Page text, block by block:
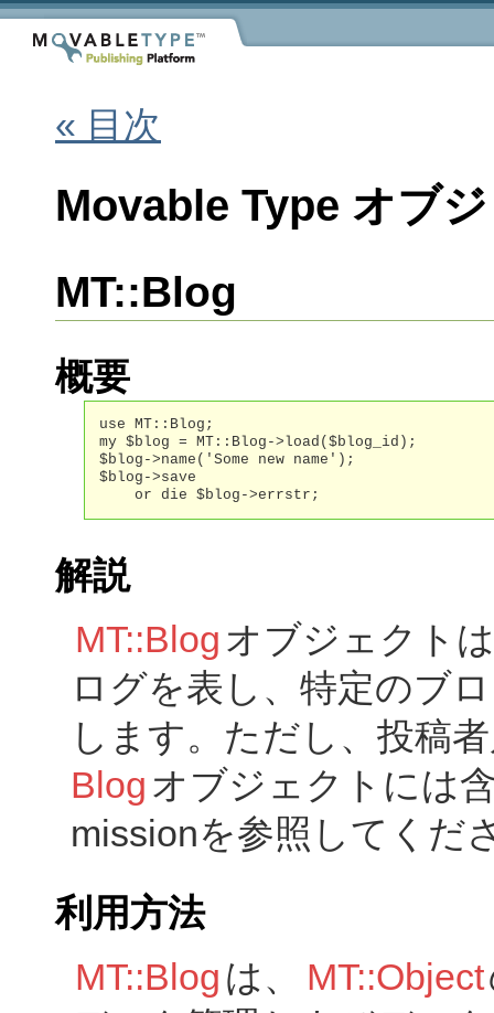
« 目次
Movable Type オブ
MT::Blog
概要
use MT::Blog;
my $blog = MT::Blog->load($blog_id);
$blog->name('Some new name');
$blog->save
    or die $blog->errstr;
解説
MT::Blog オブジェクト
ログを表し、特定のブ
します。ただし、投稿
Blog オブジェクトには
missionを参照してくだ
利用方法
MT::Blog は、 MT::Object